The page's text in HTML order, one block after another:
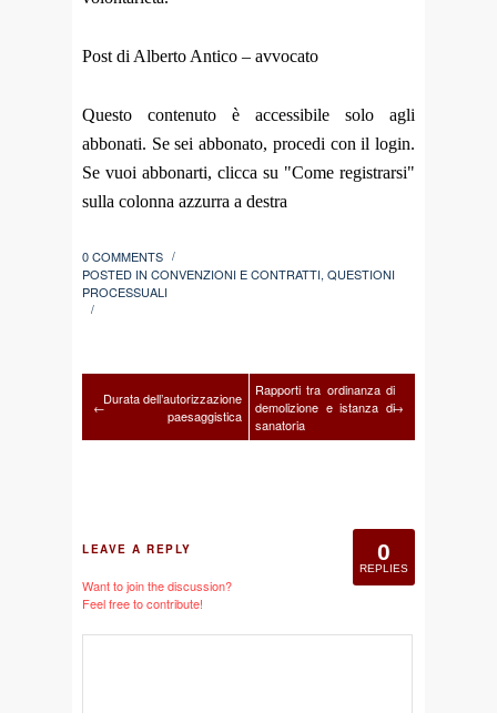
Post di Alberto Antico – avvocato
Questo contenuto è accessibile solo agli
abbonati. Se sei abbonato, procedi con il login.
Se vuoi abbonarti, clicca su "Come registrarsi"
sulla colonna azzurra a destra
0 COMMENTS /
POSTED IN CONVENZIONI E CONTRATTI,QUESTIONI
PROCESSUALI
/
←Durata dell’autorizzazione
paesaggistica
Rapporti tra ordinanza di
demolizione e istanza di
sanatoria
→
0
REPLIES
LEAVE A REPLY
Want to join the discussion?
Feel free to contribute!